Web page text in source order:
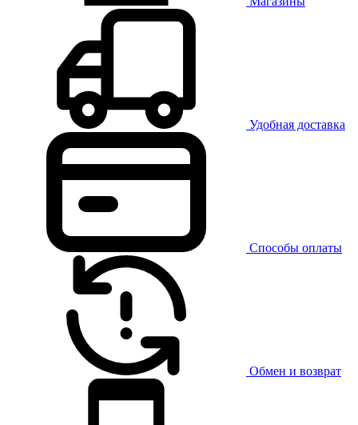
Удобная доставка
Способы оплаты
Обмен и возврат